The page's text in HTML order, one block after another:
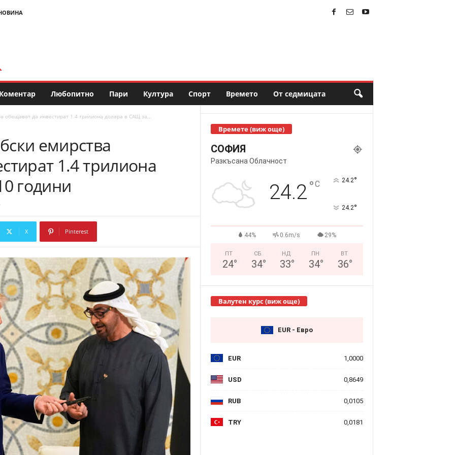
Коментар Любопитно Пари Култура Спорт Времето От седмицата
обещават да инвестират 1.4 трилиона долара в САЩ за...
емирства
1.4 трилиона
години
X Pinterest
Времете (виж още)
СОФИЯ
Разкъсана Облачност
24.2°C 24.2°
24.2°
44% 0.6m/s 29%
ПТ
24°
СБ
34°
НД
33°
ПН
34°
ВТ
36°
Валутен курс (виж още)
EUR - Евро
EUR 1,0000
USD 0,8649
RUB 0,0105
TRY 0,0181